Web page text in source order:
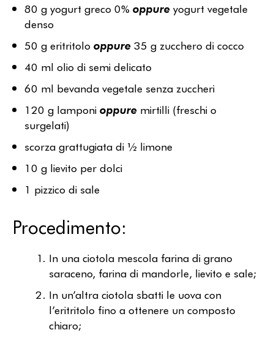
80 g yogurt greco 0% oppure yogurt vegetale
denso
50 g eritritolo oppure 35 g zucchero di cocco
40 ml olio di semi delicato
60 ml bevanda vegetale senza zuccheri
120 g lamponi oppure mirtilli (freschi o
surgelati)
scorza grattugiata di ½ limone
10 g lievito per dolci
1 pizzico di sale
Procedimento:
In una ciotola mescola farina di grano
saraceno, farina di mandorle, lievito e sale;
In un’altra ciotola sbatti le uova con
l’eritritolo fino a ottenere un composto
chiaro;